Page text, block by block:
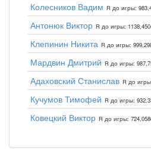
Колесников Вадим R до игры:
Антонюк Виктор R до игры:
Клепинин Никита R до игры:
Мардвин Дмитрий R до игры:
Адаховский Станислав R до
Кучумов Тимофей R до игры:
Ковецкий Виктор R до игры: